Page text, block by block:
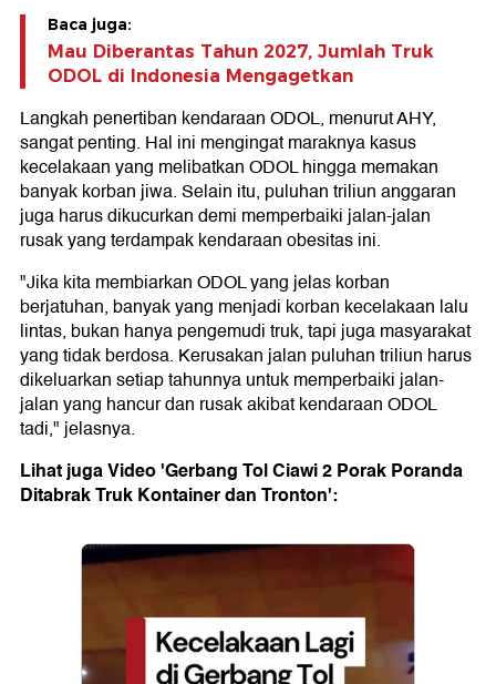
Baca juga:
Mau Diberantas Tahun 2027, Jumlah Truk
ODOL di Indonesia Mengagetkan
Langkah penertiban kendaraan ODOL, menurut AHY,
sangat penting. Hal ini mengingat maraknya kasus
kecelakaan yang melibatkan ODOL hingga memakan
banyak korban jiwa. Selain itu, puluhan triliun anggaran
juga harus dikucurkan demi memperbaiki jalan-jalan
rusak yang terdampak kendaraan obesitas ini.
"Jika kita membiarkan ODOL yang jelas korban
berjatuhan, banyak yang menjadi korban kecelakaan lalu
lintas, bukan hanya pengemudi truk, tapi juga masyarakat
yang tidak berdosa. Kerusakan jalan puluhan triliun harus
dikeluarkan setiap tahunnya untuk memperbaiki jalan-
jalan yang hancur dan rusak akibat kendaraan ODOL
tadi," jelasnya.
Lihat juga Video 'Gerbang Tol Ciawi 2 Porak Poranda
Ditabrak Truk Kontainer dan Tronton':